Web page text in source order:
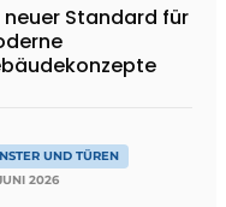
neuer Standard für
UND TÜREN
2026